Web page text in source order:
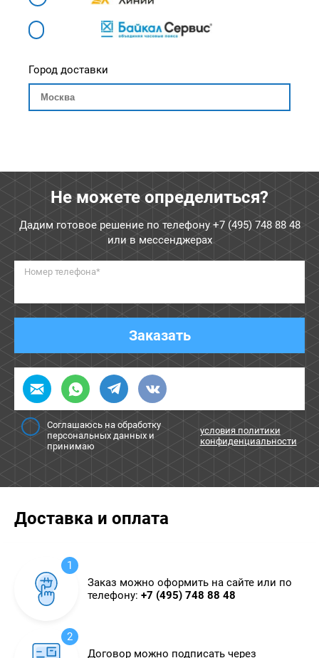
Город доставки
Не можете определиться?
Дадим готовое решение по телефону +7 (495) 748 88 48
или в мессенджерах
Номер телефона*
Заказать
Соглашаюсь на обработку
персональных данных и
принимаю
условия политики
конфиденциальности
Доставка и оплата
1
Заказ можно оформить на сайте или по
телефону: +7 (495) 748 88 48
2
Договор можно подписать через